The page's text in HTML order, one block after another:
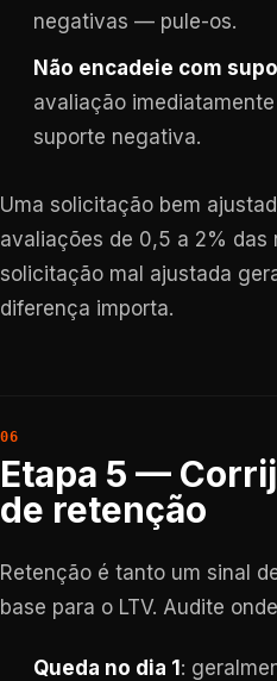
negativas — pule-os.
Não encadeie com
avaliação
suporte negativa.
Uma solicitação bem
avaliações de 0,5 a 2% das
solicitação mal ajustada
diferença importa.
Etapa 5 —
de retenção
Retenção é tanto um sinal
base para o LTV. Audite
Queda no dia 1 :